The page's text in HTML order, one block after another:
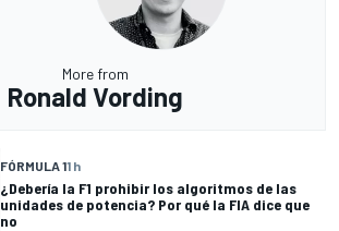
More from
Ronald Vording
FÓRMULA 11 h
¿Debería la F1 prohibir los algoritmos de las
unidades de potencia? Por qué la FIA dice que
no